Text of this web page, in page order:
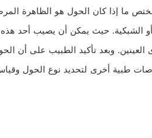
ما إذا كان الحول هو الظاهرة
أو الشبكية. حيث يمكن أن يصيب أحد
وبعد تأكيد الطبيب على أن
طبية أخرى لتحديد نوع الحول